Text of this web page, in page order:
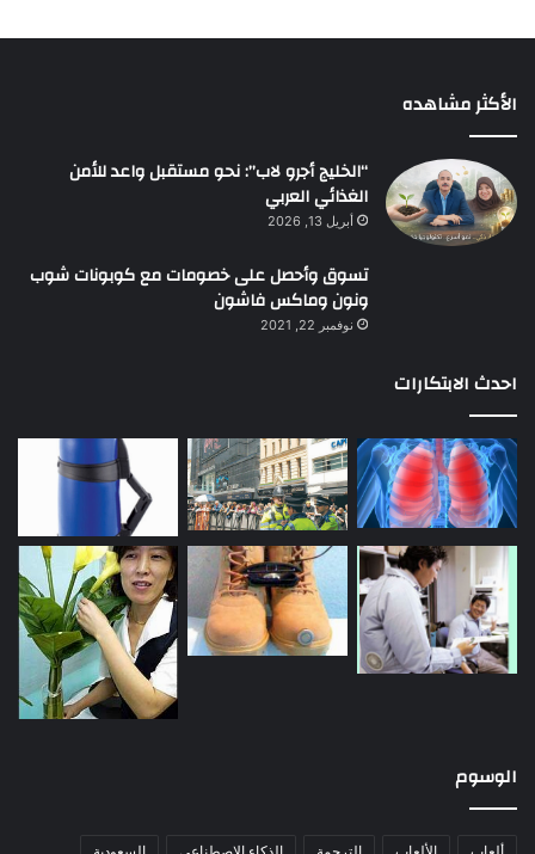
الأكثر مشاهده
“الخليج أجرو لاب”: نحو مستقبل واعد للأمن
الغذائي العربي
أبريل 13, 2026
تسوق وأحصل على خصومات مع كوبونات شوب
ونون وماكس فاشون
نوفمبر 22, 2021
احدث الابتكارات
الوسوم